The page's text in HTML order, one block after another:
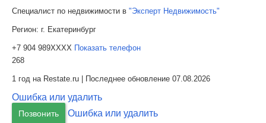
Специалист по недвижимости в "Эксперт Недвижимость"
Регион: г. Екатеринбург
+7 904 989XXXX Показать телефон
268
1 год на Restate.ru | Последнее обновление 07.08.2026
Ошибка или удалить
Позвонить Ошибка или удалить